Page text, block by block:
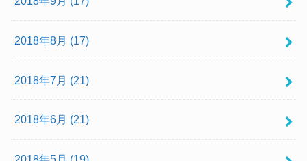
2018年8月 (17)
2018年7月 (21)
2018年6月 (21)